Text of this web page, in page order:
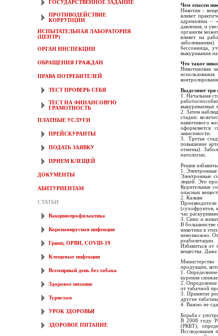
ГОСУДАРСТВЕННОЕ ЗАДАНИЕ
ПРОТИВОДЕЙСТВИЕ
КОРРУПЦИИ
ИСПЫТАТЕЛЬНАЯ ЛАБОРАТОРИЯ
(ЦЕНТР)
ОРГАН ИНСПЕКЦИИ
ОБРАЩЕНИЯ ГРАЖДАН
ПРАВА ПОТРЕБИТЕЛЕЙ
ТЕСТ ПРОВЕРЬ СЕБЯ
ТЕСТ НА ФИНАНСОВУЮ
ГРАМОТНОСТЬ
ПЛАТНЫЕ УСЛУГИ
ПРЕЙСКУРАНТЫ
ПОДАТЬ ЗАЯВКУ
ПРИЕМ КЛЕЩЕЙ
ДОКУМЕНТЫ
АБИТУРИЕНТАМ
СТАТЬИ
Вакцинопрофилактика
Коронавирусная инфекция
Грипп, ОРВИ, COVID-19
Клещевые инфекции
Всемирный день без табака
Здоровое питание
Туристам
УРОК ЗДОРОВЬЯ
ЗДОРОВОЕ ПИТАНИЕ
Чем опасен
Никотин -
влияет
адреналина –
давления, и
организм
влияет на
бессонница,
выкуривания
Что такое
Никотиновая
Выделяют три
1. Начальная
выкуриваемых
2. Затем
стадии:
навязчивого
оформляется
зависимости.
3. Третья
повышение
отмены).
патологии.
Решив
1.
Электронные
людей. Это
Курительные
опасных
2. Кальян
(сухофруктов,
час
3. Снюс и
В большинстве
никотина в
невозможно.
реабилитации.
Избавиться от
вещества.
Министерство
продукции,
1.
курения
2. Определение
от табачной
3. Принятие
другие
4. Важно не
Борьба с
В 2008 году
(РКБТ),
Исследования